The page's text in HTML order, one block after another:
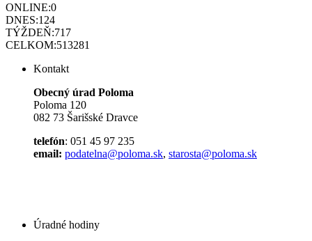
ONLINE:0
DNES:124
TÝŽDEŇ:717
CELKOM:513281
Kontakt
Obecný úrad Poloma
Poloma 120
082 73 Šarišské Dravce
telefón: 051 45 97 235
email: podatelna@poloma.sk, starosta@poloma.sk
Úradné hodiny